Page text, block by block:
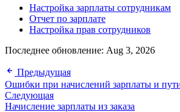
Настройка зарплаты сотрудникам
Отчет по зарплате
Настройка прав сотрудников
Последнее обновление: Aug 3, 2026
Предыдущая
Ошибки при начислений зарплаты и
Следующая
Начисление зарплаты из заказа